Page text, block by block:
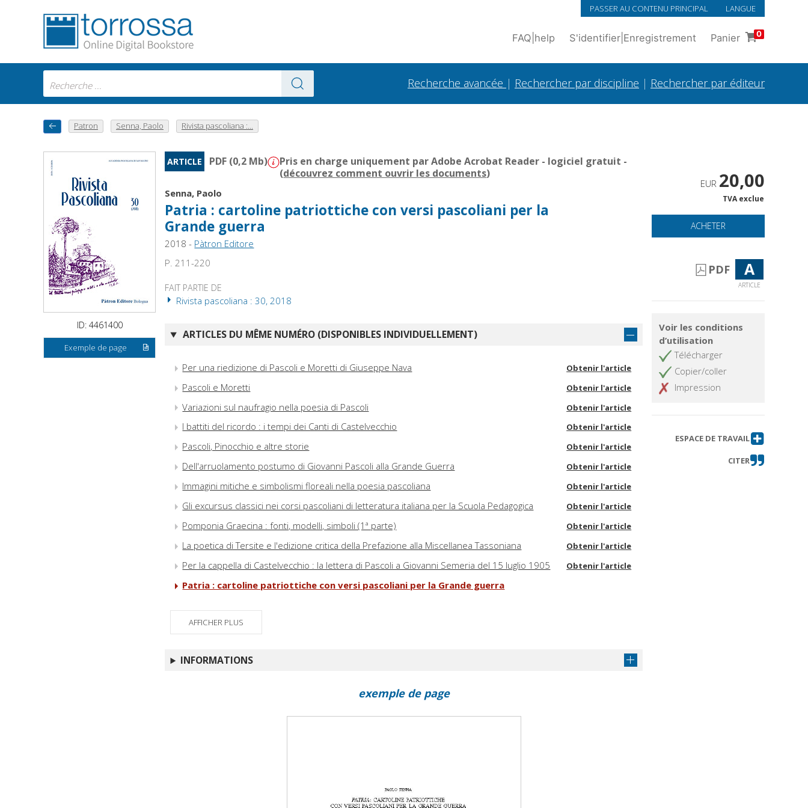
PASSER AU CONTENU PRINCIPAL LANGUE
FAQ help S'identifier Enregistrement Panier 0
Recherche avancée | Rechercher par discipline | Rechercher par éditeur
Patron Senna, Paolo Rivista pascoliana :...
ID: 4461400
Exemple de page
ARTICLE PDF (0,2 Mb)
Pris en charge uniquement par Adobe Acrobat Reader - logiciel gratuit -
(découvrez comment ouvrir les documents)
Senna, Paolo
Patria : cartoline patriottiche con versi pascoliani per la
Grande guerra
2018 - Pàtron Editore
P. 211-220
FAIT PARTIE DE
Rivista pascoliana : 30, 2018
ARTICLES DU MÊME NUMÉRO (DISPONIBLES INDIVIDUELLEMENT)
Per una riedizione di Pascoli e Moretti di Giuseppe Nava Obtenir l'article
Pascoli e Moretti Obtenir l'article
Variazioni sul naufragio nella poesia di Pascoli Obtenir l'article
I battiti del ricordo : i tempi dei Canti di Castelvecchio Obtenir l'article
Pascoli, Pinocchio e altre storie Obtenir l'article
Dell'arruolamento postumo di Giovanni Pascoli alla Grande Guerra Obtenir l'article
Immagini mitiche e simbolismi floreali nella poesia pascoliana Obtenir l'article
Gli excursus classici nei corsi pascoliani di letteratura italiana per la Scuola Pedagogica Obtenir l'article
Pomponia Graecina : fonti, modelli, simboli (1ª parte) Obtenir l'article
La poetica di Tersite e l'edizione critica della Prefazione alla Miscellanea Tassoniana Obtenir l'article
Per la cappella di Castelvecchio : la lettera di Pascoli a Giovanni Semeria del 15 luglio 1905 Obtenir l'article
Patria : cartoline patriottiche con versi pascoliani per la Grande guerra
AFFICHER PLUS
INFORMATIONS
EUR 20,00
TVA exclue
ACHETER
PDF A
ARTICLE
Voir les conditions
d’utilisation
Télécharger
Copier/coller
Impression
ESPACE DE TRAVAIL
CITER
exemple de page